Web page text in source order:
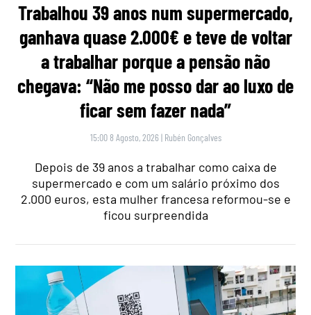
Trabalhou 39 anos num supermercado,
ganhava quase 2.000€ e teve de voltar
a trabalhar porque a pensão não
chegava: “Não me posso dar ao luxo de
ficar sem fazer nada”
15:00 8 Agosto, 2026 | Rubén Gonçalves
Depois de 39 anos a trabalhar como caixa de
supermercado e com um salário próximo dos
2.000 euros, esta mulher francesa reformou-se e
ficou surpreendida